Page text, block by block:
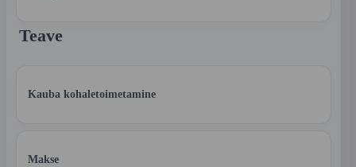
Teave
Kauba kohaletoimetamine
Makse